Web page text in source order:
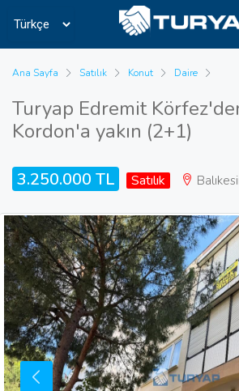
Ana Sayfa Satılık Konut Daire
Turyap Edremit
Kordon'a yakın (2+1)
3.250.000 TL Satılık